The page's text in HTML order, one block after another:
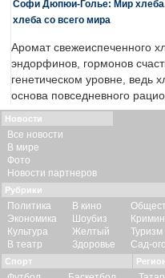
Софи Дюпюи-Голье: Мир
хлеба со всего мира
Аромат свежеиспеченного
эндорфинов, гормонов
генетическом уровне, ведь
основа повседневного
Новости
Все новости
В мире
Фото
Новости партнеров
Рубрики
Политика
Экономика
Культура
В театр
В кино
Шоубиз
Желтый
Здоровье
Туризм
Сад-
Спорт